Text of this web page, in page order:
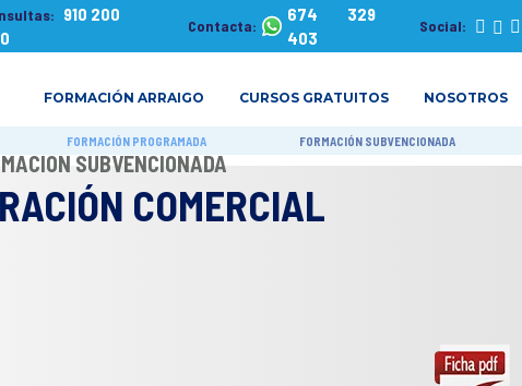
910 200
Contacta:
674 329
403
Social:
FORMACIÓN ARRAIGO CURSOS GRATUITOS NOSOTROS
FORMACIÓN PROGRAMADA FORMACIÓN SUBVENCIONADA
SUBVENCIONADA
COMERCIAL